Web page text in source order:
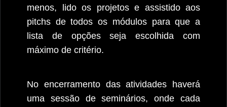
menos, lido os projetos e assistido aos
pitchs de todos os módulos para que a
lista de opções seja escolhida com
máximo de critério.
No encerramento das atividades haverá
uma sessão de seminários, onde cada